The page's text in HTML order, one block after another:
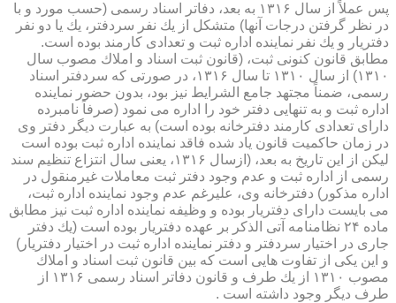
پس عملاً از سال ۱۳۱۶ به بعد، دفاتر اسناد رسمی (حسب مورد و با
در نظر گرفتن درجات آنها) متشكل از یك نفر سردفتر، یك یا دو نفر
دفتریار و یك نفر نماینده اداره ثبت و تعدادی كارمند بوده است.
مطابق قانون كنونی ثبت، (قانون ثبت اسناد و املاك مصوب سال
۱۳۱۰) از سال ۱۳۱۰ تا سال ۱۳۱۶، در صورتی كه سردفتر اسناد
رسمی، ضمناً مجتهد جامع الشرایط نیز بود، بدون حضور نماینده
اداره ثبت و به تنهایی دفتر خود را اداره می نمود (صرفاً نامبرده
دارای تعدادی كارمند دفترخانه بوده است) به عبارت دیگر دفتر وی
در زمان حاكمیت قانون یاد شده فاقد نماینده اداره ثبت بوده است
لیكن از این تاریخ به بعد، (ازسال ۱۳۱۶، یعنی سال انتزاع تنظیم سند
رسمی از اداره ثبت و عدم وجود دفتر ثبت معاملات غیرمنقول در
اداره مذكور) دفترخانه وی، علیرغم عدم وجود نماینده اداره ثبت،
می بایست دارای دفتریار بوده و وظیفه نماینده اداره ثبت نیز مطابق
ماده ۲۴ نظامنامه آتی الذكر بر عهده دفتریار بوده است (یك دفتر
جاری در اختیار سردفتر و دفتر نماینده اداره ثبت در اختیار دفتریار)
و این یكی از تفاوت هایی است كه بین قانون ثبت اسناد و املاك
مصوب ۱۳۱۰ از یك طرف و قانون دفاتر اسناد رسمی ۱۳۱۶ از
طرف دیگر وجود داشته است .